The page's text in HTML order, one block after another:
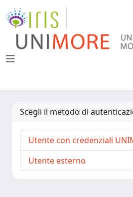
Scegli il metodo di
Utente con credenziali
Utente esterno